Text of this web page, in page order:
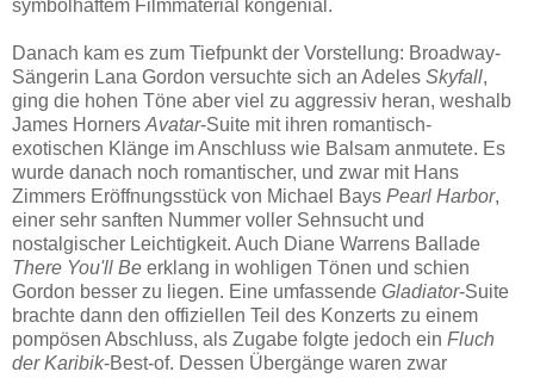
symbolhaftem Filmmaterial kongenial.
Danach kam es zum Tiefpunkt der Vorstellung: Broadway-
Sängerin Lana Gordon versuchte sich an Adeles Skyfall,
ging die hohen Töne aber viel zu aggressiv heran, weshalb
James Horners Avatar-Suite mit ihren romantisch-
exotischen Klänge im Anschluss wie Balsam anmutete. Es
wurde danach noch romantischer, und zwar mit Hans
Zimmers Eröffnungsstück von Michael Bays Pearl Harbor,
einer sehr sanften Nummer voller Sehnsucht und
nostalgischer Leichtigkeit. Auch Diane Warrens Ballade
There You'll Be erklang in wohligen Tönen und schien
Gordon besser zu liegen. Eine umfassende Gladiator-Suite
brachte dann den offiziellen Teil des Konzerts zu einem
pompösen Abschluss, als Zugabe folgte jedoch ein Fluch
der Karibik-Best-of. Dessen Übergänge waren zwar